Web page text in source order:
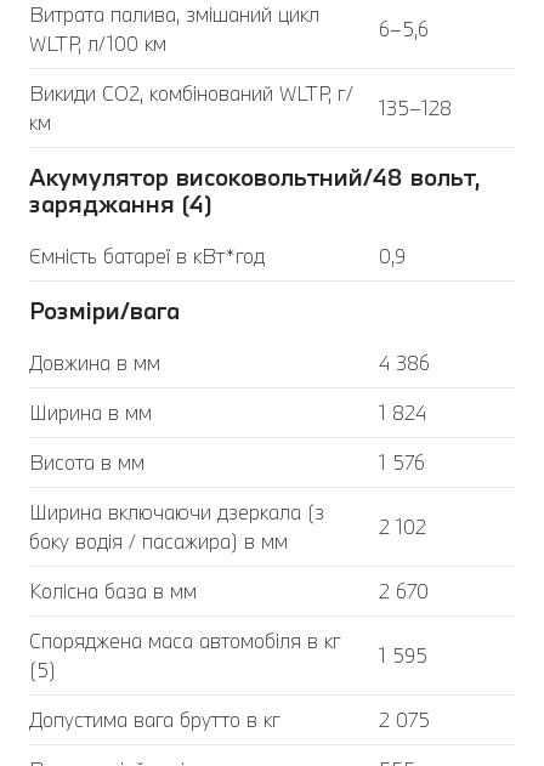
Витрата палива, змішаний цикл
WLTP, л/100 км
6–5,6
Викиди CO2, комбінований WLTP, г/
км
135–128
Акумулятор високовольтний/48 вольт,
заряджання (4)
Ємність батареї в кВт*год 0,9
Розміри/вага
Довжина в мм
4 386
Ширина в мм
1 824
Висота в мм
1 576
Ширина включаючи дзеркала (з
боку водія / пасажира) в мм
2 102
Колісна база в мм
2 670
Споряджена маса автомобіля в кг
(5)
1 595
Допустима вага брутто в кг
2 075